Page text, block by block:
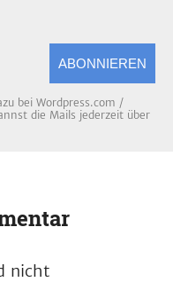
ABONNIEREN
bei Wordpress.com /
die Mails jederzeit über
nicht